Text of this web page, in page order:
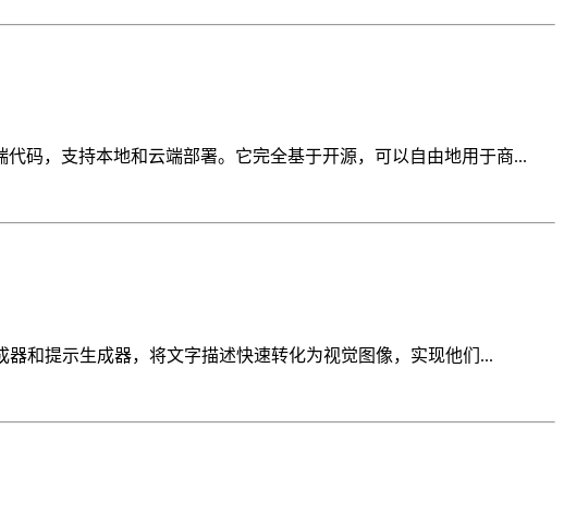
码，支持本地和云端部署。它完全基于开源，可以自由地用于商...
和提示生成器，将文字描述快速转化为视觉图像，实现他们...